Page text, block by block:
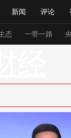
新闻 评论
+ 中国领导人
全 节目单 听
English Монгол
态 一带一路
联播+ 热解读